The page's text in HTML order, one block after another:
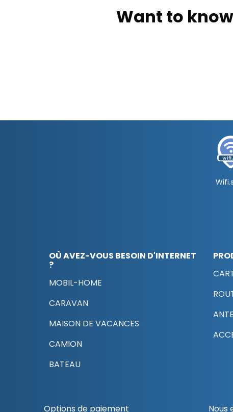
Want to
OÙ AVEZ-VOUS BESOIN D'INTERNET
?
MOBIL-HOME
CARAVAN
MAISON DE VACANCES
CAMION
BATEAU
Options de paiement Nous